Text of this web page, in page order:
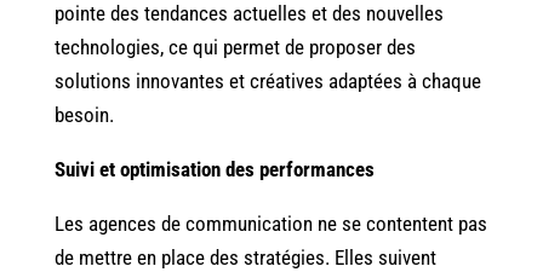
pointe des tendances actuelles et des nouvelles
technologies, ce qui permet de proposer des
solutions innovantes et créatives adaptées à chaque
besoin.
Suivi et optimisation des performances
Les agences de communication ne se contentent pas
de mettre en place des stratégies. Elles suivent